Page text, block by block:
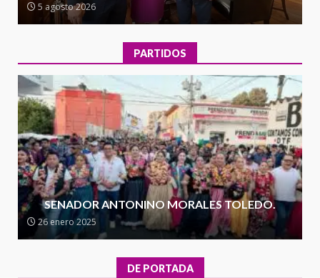
3
de la transformación en
territorio oaxaqueño
30 julio 2026
4
presencia institucional en San
Juan Mazatlán
20 julio 2026
5
Sanciona Municipio de Oaxaca
de Juárez caso de maltrato
animal tras denuncia ciudadana
16 julio 2026
Detienen a Ernesto Ruffo en Baja
California; FGR lo investiga por
presuntos delitos de
5 agosto 2026
PARTIDOS
SENADOR ANTONINO MORALES TOLEDO.
26 enero 2025
DE PORTADA